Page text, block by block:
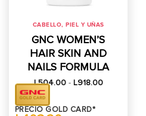
CABELLO, PIEL Y UÑAS
GNC WOMEN’S
HAIR SKIN AND
NAILS FORMULA
L504.00 - L918.00Rango
PRECIO GOLD CARD*